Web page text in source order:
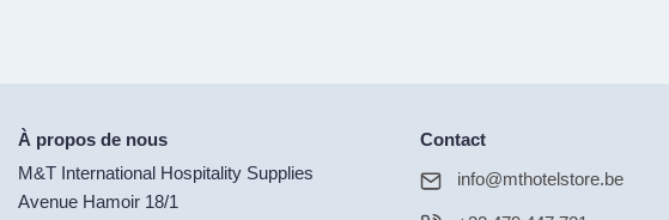
À propos de nous
M&T International Hospitality Supplies
Avenue Hamoir 18/1
Contact
info@mthotelstore.be